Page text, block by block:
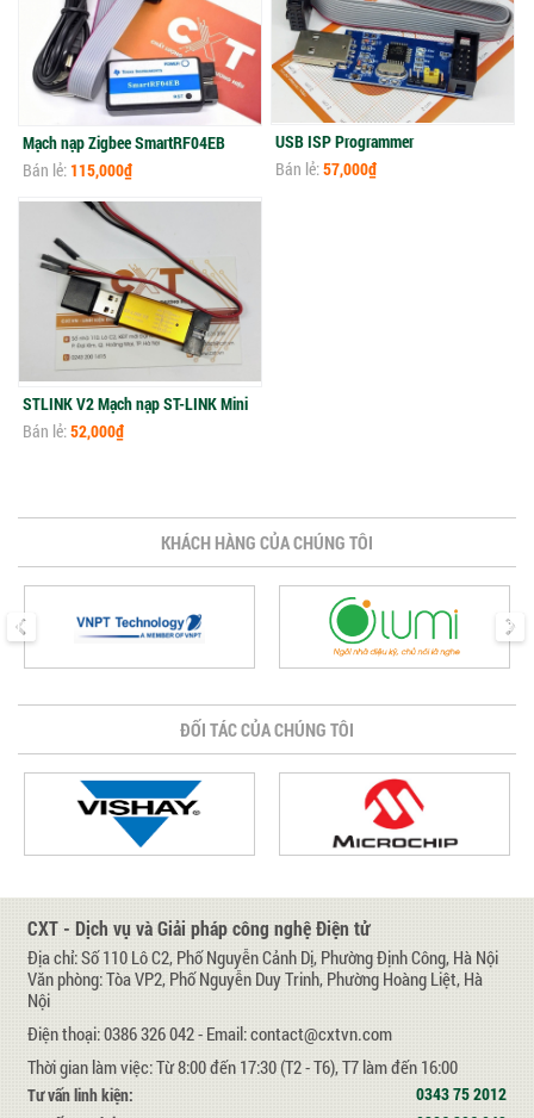
Mạch nạp Zigbee SmartRF04EB
Bán lẻ:115,000₫
USB ISP Programmer
Bán lẻ:57,000₫
STLINK V2 Mạch nạp ST-LINK Mini
Bán lẻ:52,000₫
KHÁCH HÀNG CỦA CHÚNG TÔI
prev next
ĐỐI TÁC CỦA CHÚNG TÔI
CXT - Dịch vụ và Giải pháp công nghệ Điện tử
Địa chỉ: Số 110 Lô C2, Phố Nguyễn Cảnh Dị, Phường Định Công, Hà Nội
Văn phòng: Tòa VP2, Phố Nguyễn Duy Trinh, Phường Hoàng Liệt, Hà
Nội
Điện thoại: 0386 326 042 - Email: contact@cxtvn.com
Thời gian làm việc: Từ 8:00 đến 17:30 (T2 - T6), T7 làm đến 16:00
Tư vấn linh kiện:
0343 75 2012